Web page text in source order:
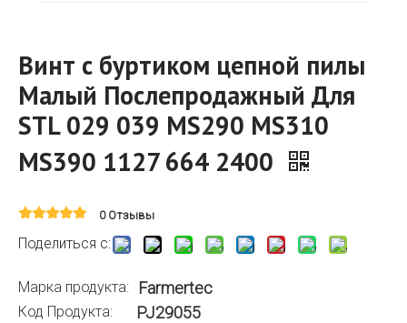
Винт с буртиком цепной пилы
Малый Послепродажный Для
STL 029 039 MS290 MS310
MS390 1127 664 2400
0 Отзывы
Поделиться с:
Марка продукта: Farmertec
Код Продукта: PJ29055